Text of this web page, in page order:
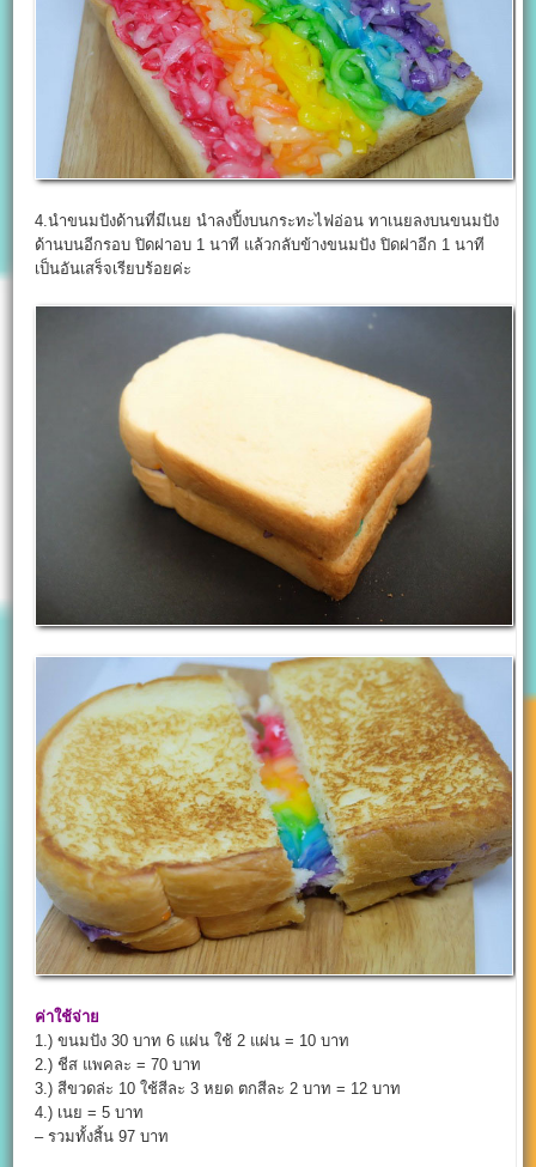
4.นำขนมปังด้านที่มีเนย นำลงปิ้งบนกระทะไฟอ่อน ทาเนยลงบนขนมปัง
ด้านบนอีกรอบ ปิดฝาอบ 1 นาที แล้วกลับข้างขนมปัง ปิดฝาอีก 1 นาที
เป็นอันเสร็จเรียบร้อยค่ะ
ค่าใช้จ่าย
1.) ขนมปัง 30 บาท 6 แผ่น ใช้ 2 แผ่น = 10 บาท
2.) ชีส แพคละ = 70 บาท
3.) สีขวดล่ะ 10 ใช้สีละ 3 หยด ตกสีละ 2 บาท = 12 บาท
4.) เนย = 5 บาท
– รวมทั้งสิ้น 97 บาท